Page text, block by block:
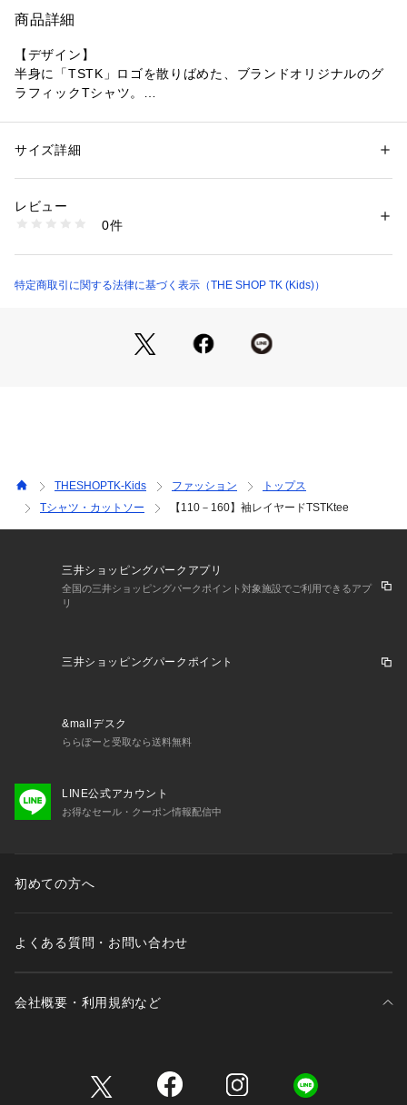
商品詳細
【デザイン】
半身に「TSTK」ロゴを散りばめた、ブランドオリジナルのグ
ラフィックTシャツ。
クルーネックのベーシック型。
やわらかな天竺を使用。通気性がよく、動きやすいストレッチ
感もほどよくキープ。
シャツやパーカーを重ねても袖のレイヤード見えが活きて、お
性別：キッズ・ベビー
素材：本体: ポリエステル65％ コットン35％ リブ部分: ポリエステル65％
生産国：中国製
1603100001876
サイズ詳細
レビュー
0件
特定商取引に関する法律に基づく表示（THE SHOP TK (Kids)）
THESHOPTK-Kids ファッション
トップス
Tシャツ・カットソー
【110－160】袖レイヤードTSTKtee
三井ショッピングパークアプリ
全国の三井ショッピングパークポイント対象施設でご利用できるアプ
リ
三井ショッピングパークポイント
&mallデスク
ららぽーと受取なら送料無料
LINE公式アカウント
お得なセール・クーポン情報配信中
初めての方へ
よくある質問・お問い合わせ
会社概要・利用規約など